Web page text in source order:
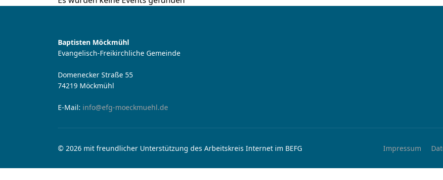
Baptisten Möckmühl
Evangelisch-Freikirchliche Gemeinde
Domenecker Straße 55
74219 Möckmühl
E-Mail: info@efg-moeckmuehl.de
© 2026 mit freundlicher Unterstützung des Arbeitskreis Internet im BEFG Impressum